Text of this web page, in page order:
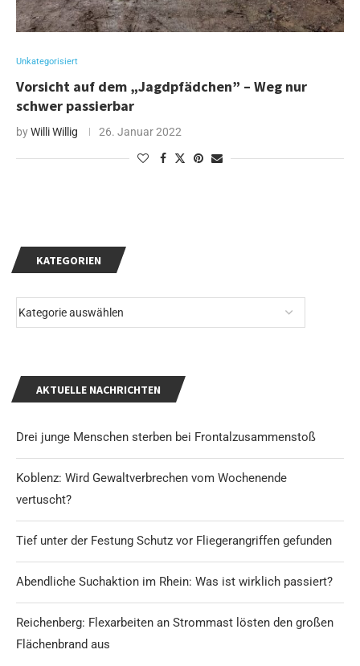
Unkategorisiert
Vorsicht auf dem „Jagdpfädchen” – Weg nur
schwer passierbar
byWilli Willig 26. Januar 2022
KATEGORIEN
AKTUELLE NACHRICHTEN
Drei junge Menschen sterben bei Frontalzusammenstoß
Koblenz: Wird Gewaltverbrechen vom Wochenende
vertuscht?
Tief unter der Festung Schutz vor Fliegerangriffen gefunden
Abendliche Suchaktion im Rhein: Was ist wirklich passiert?
Reichenberg: Flexarbeiten an Strommast lösten den großen
Flächenbrand aus